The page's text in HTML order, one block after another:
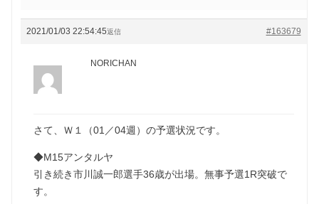
2021/01/03 22:54:45 #163679
返信
NORICHAN
さて、Ｗ１（01／04週）の予選状況です。
◆M15アンタルヤ
引き続き市川誠一郎選手36歳が出場。無事予選1R突破で
す。